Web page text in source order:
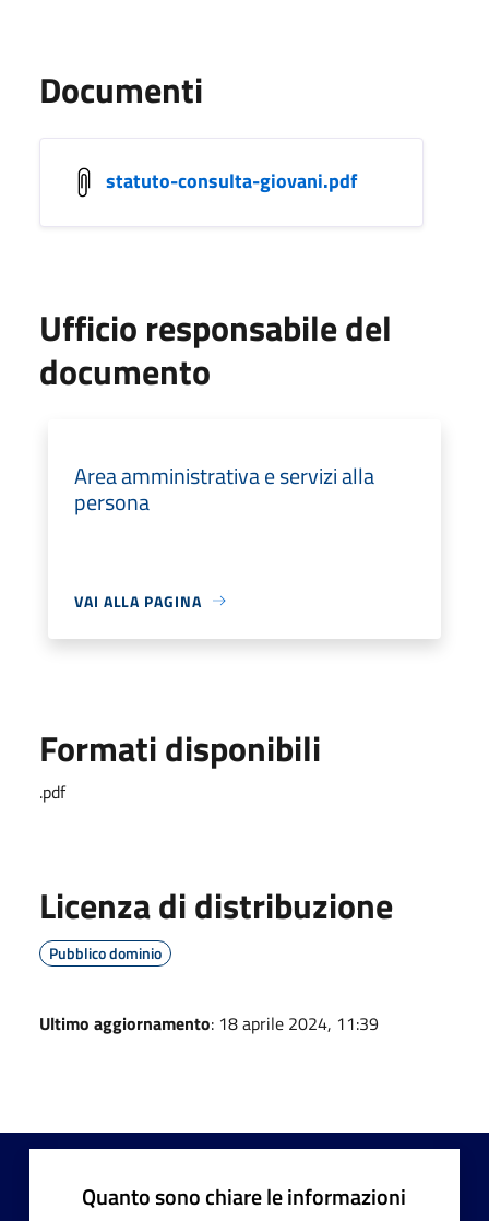
Documenti
statuto-consulta-giovani.pdf
Ufficio responsabile del
documento
Area amministrativa e servizi alla
persona
VAI ALLA PAGINA
Formati disponibili
.pdf
Licenza di distribuzione
Pubblico dominio
Ultimo aggiornamento: 18 aprile 2024, 11:39
Quanto sono chiare le informazioni